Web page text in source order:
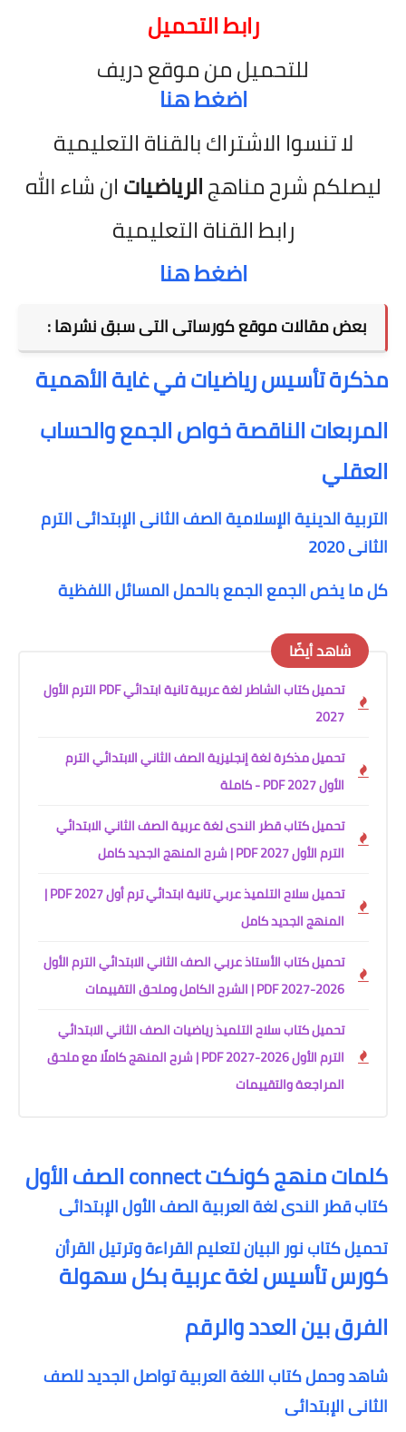
رابط التحميل
للتحميل من موقع دريف
اضغط هنا
لا تنسوا الاشتراك بالقناة التعليمية
ليصلكم شرح مناهجالرياضياتان شاء الله
رابط القناة التعليمية
اضغط هنا
بعض مقالات موقع كورساتى التى سبق نشرها :
مذكرة تأسيس رياضيات في غاية الأهمية
المربعات الناقصة خواص الجمع والحساب
العقلي
التربية الدينية الإسلامية الصف الثانى الإبتدائى الترم
الثانى 2020
كل ما يخص الجمع الجمع بالحمل المسائل اللفظية
شاهد أيضًا
تحميل كتاب الشاطر لغة عربية تانية ابتدائي PDF الترم الأول
2027
تحميل مذكرة لغة إنجليزية الصف الثاني الابتدائي الترم
الأول 2027 PDF - كاملة
تحميل كتاب قطر الندى لغة عربية الصف الثاني الابتدائي
الترم الأول 2027 PDF | شرح المنهج الجديد كامل
تحميل سلاح التلميذ عربي تانية ابتدائي ترم أول 2027 PDF |
المنهج الجديد كامل
تحميل كتاب الأستاذ عربي الصف الثاني الابتدائي الترم الأول
2026-2027 PDF | الشرح الكامل وملحق التقييمات
تحميل كتاب سلاح التلميذ رياضيات الصف الثاني الابتدائي
الترم الأول 2026-2027 PDF | شرح المنهج كاملًا مع ملحق
المراجعة والتقييمات
كلمات منهج كونكت connect الصف الأول
كتاب قطر الندى لغة العربية الصف الأول الإبتدائى
تحميل كتاب نور البيان لتعليم القراءة وترتيل القرأن
كورس تأسيس لغة عربية بكل سهولة
الفرق بين العدد والرقم
شاهد وحمل كتاب اللغة العربية تواصل الجديد للصف
الثانى الإبتدائى